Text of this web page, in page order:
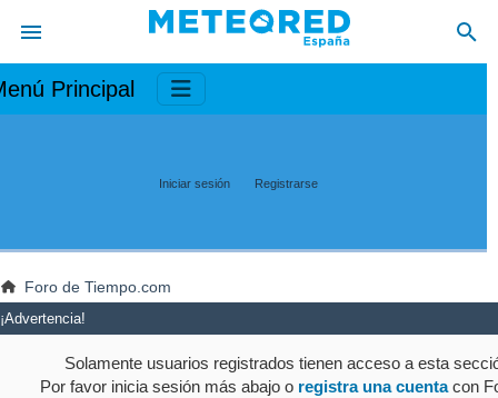
Principal
Iniciar sesión Registrarse
Foro de Tiempo.com
¡Advertencia!
Solamente usuarios registrados tienen acceso a esta
Por favor inicia sesión más abajo o registra una cuentacon